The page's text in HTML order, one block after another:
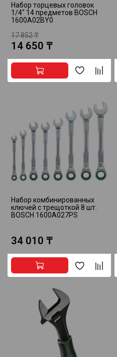
Набор торцевых головок
1/4" 14 предметов BOSCH
1600A02BY0
17 852 ₸
14 650 ₸
Набор комбинированных
ключей с трещоткой 8 шт.
BOSCH 1600A027PS
34 010 ₸